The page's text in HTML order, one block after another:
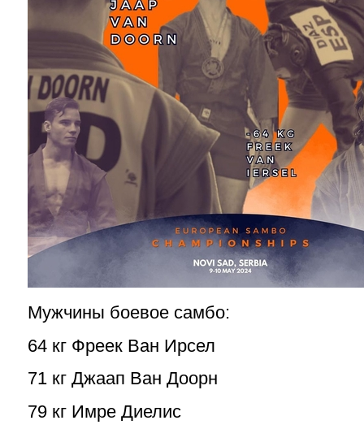
Мужчины боевое самбо:
64 кг Фреек Ван Ирсел
71 кг Джаап Ван Доорн
79 кг Имре Диелис